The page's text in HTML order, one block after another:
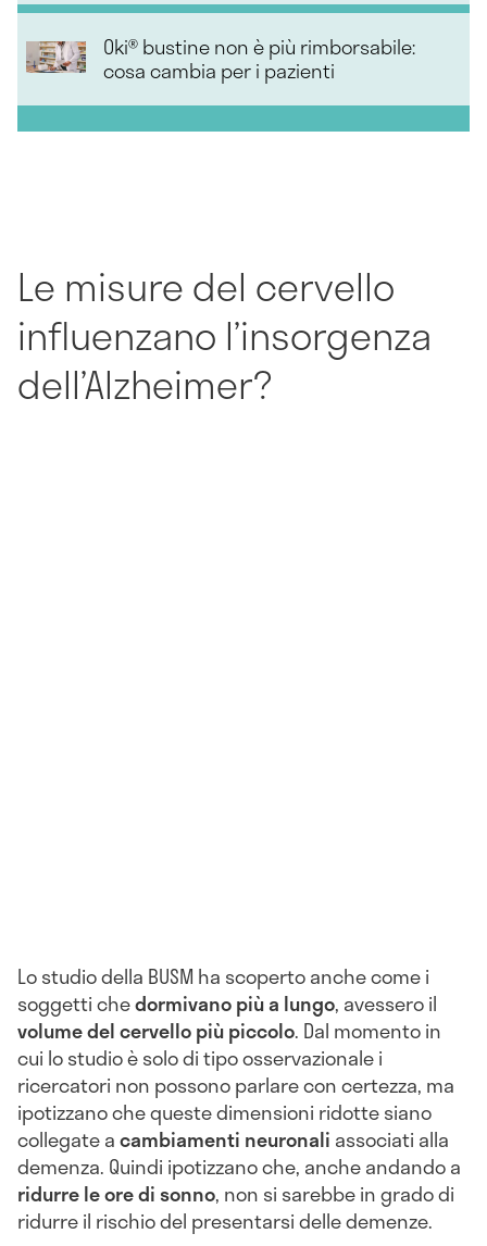
Oki® bustine non è più rimborsabile:
cosa cambia per i pazienti
Le misure del cervello
influenzano l’insorgenza
dell’Alzheimer?
Lo studio della BUSM ha scoperto anche come i
soggetti chedormivano più a lungo, avessero il
volume del cervello più piccolo. Dal momento in
cui lo studio è solo di tipo osservazionale i
ricercatori non possono parlare con certezza, ma
ipotizzano che queste dimensioni ridotte siano
collegate acambiamenti neuronali associati alla
demenza. Quindi ipotizzano che, anche andando a
ridurre le ore di sonno, non si sarebbe in grado di
ridurre il rischio del presentarsi delle demenze.